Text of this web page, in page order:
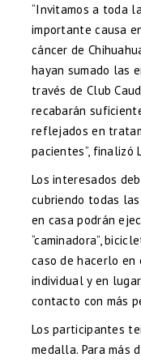
“Invitamos a toda
importante causa
cáncer de
hayan sumado las
través de Club
recabarán
reflejados en
pacientes”, finalizó
Los interesados
cubriendo todas las
en casa podrán
“caminadora”,
caso de hacerlo
individual y en
contacto con más
Los participantes
medalla. Para más